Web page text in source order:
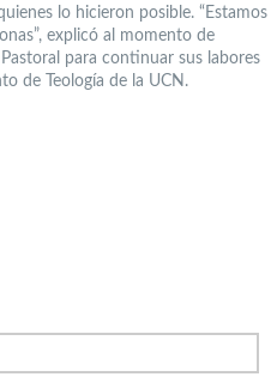
lo hicieron posible. “Estamos
explicó al momento de
para continuar sus labores
de Teología de la UCN.